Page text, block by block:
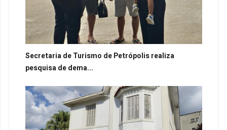
Secretaria de Turismo de Petrópolis realiza
pesquisa de dema...